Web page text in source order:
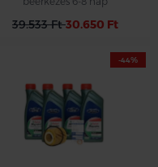
39.533 Ft30.650 Ft
-44%